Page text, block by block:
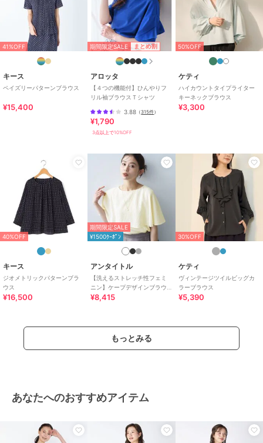
素材
ポリエステル65％ 綿35％
商品のお取り扱い方法
お手入れ
洗濯機、漂白不可、タンブル乾燥
不可、自然乾燥、アイロン仕上げ
可、ドライ可、ウエットクリーニ
ング可
トップス
綿・コットン素材/ポリエステル
素材/ストライプ
他袖デザイン
綿・コットン素材
素材/ ストライプ/
他袖デザイン
洗える
ーネック・キーネック
原産国 中国
41%OFF
キース
ペイズリーパターンブラウス
¥15,400
期間限定SALE まとめ割
アロッタ
【４つの機能付】ひんやりフ
リル袖ブラウスＴシャツ
3.88 （315件）
¥1,790
3点以上で10%OFF
50%OFF
ケティ
ハイカウントタイプライター
キーネックブラウス
¥3,300
40%OFF
キース
ジオメトリックパターンブラ
ウス
¥16,500
期間限定SALE
¥1500ｸｰﾎﾟﾝ
アンタイトル
【洗えるストレッチ性フェミ
ニン】ケープデザインブラウ
ス
¥8,415
30%OFF
ケティ
ヴィンテージツイルビッグカ
ラーブラウス
¥5,390
もっとみる
あなたへのおすすめアイテム